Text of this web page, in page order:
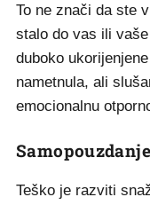
To ne znači da ste
stalo do vas ili
duboko
nametnula, ali
emocionalnu
Teško je razviti